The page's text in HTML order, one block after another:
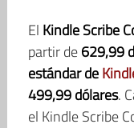
El Kindle Scribe
partir de629,99
estándar de
499,99 dólares.
el Kindle Scribe